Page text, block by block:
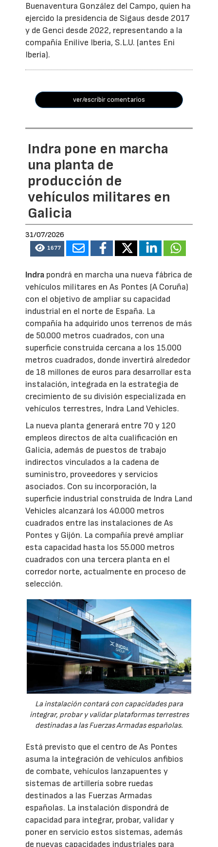
Buenaventura González del Campo, quien ha
ejercido la presidencia de Sigaus desde 2017
y de Genci desde 2022, representando a la
compañía Enilive Iberia, S.L.U. (antes Eni
Iberia).
ver/escribir comentarios
Indra pone en marcha
una planta de
producción de
vehículos militares en
Galicia
31/07/2026
1677
Indra pondrá en marcha una nueva fábrica de
vehículos militares en As Pontes (A Coruña)
con el objetivo de ampliar su capacidad
industrial en el norte de España. La
compañía ha adquirido unos terrenos de más
de 50.000 metros cuadrados, con una
superficie construida cercana a los 15.000
metros cuadrados, donde invertirá alrededor
de 18 millones de euros para desarrollar esta
instalación, integrada en la estrategia de
crecimiento de su división especializada en
vehículos terrestres, Indra Land Vehicles.
La nueva planta generará entre 70 y 120
empleos directos de alta cualificación en
Galicia, además de puestos de trabajo
indirectos vinculados a la cadena de
suministro, proveedores y servicios
asociados. Con su incorporación, la
superficie industrial construida de Indra Land
Vehicles alcanzará los 40.000 metros
cuadrados entre las instalaciones de As
Pontes y Gijón. La compañía prevé ampliar
esta capacidad hasta los 55.000 metros
cuadrados con una tercera planta en el
corredor norte, actualmente en proceso de
selección.
La instalación contará con capacidades para
integrar, probar y validar plataformas terrestres
destinadas a las Fuerzas Armadas españolas.
Está previsto que el centro de As Pontes
asuma la integración de vehículos anfibios
de combate, vehículos lanzapuentes y
sistemas de artillería sobre ruedas
destinados a las Fuerzas Armadas
españolas. La instalación dispondrá de
capacidad para integrar, probar, validar y
poner en servicio estos sistemas, además
de nuevas capacidades industriales para